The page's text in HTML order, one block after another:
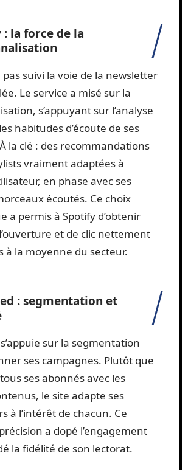
la force de la
pas suivi la voie de la newsletter
Le service a misé sur la
s’appuyant sur l’analyse
habitudes d’écoute de ses
la clé : des recommandations
vraiment adaptées à
en phase avec ses
écoutés. Ce choix
a permis à Spotify d’obtenir
et de clic nettement
à la moyenne du secteur.
: segmentation et
sur la segmentation
ses campagnes. Plutôt que
ses abonnés avec les
le site adapte ses
à l’intérêt de chacun. Ce
a dopé l’engagement
la fidélité de son lectorat.